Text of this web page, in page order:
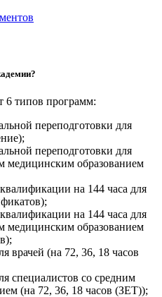
6 типов программ:
переподготовки для
переподготовки для
медицинским образованием
на 144 часа для
на 144 часа для
медицинским образованием
врачей (на 72, 36, 18 часов
специалистов со средним
(на 72, 36, 18 часов (ЗЕТ));